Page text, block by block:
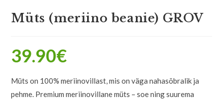
Müts (meriino beanie) GROV
39.90€
Müts on 100% meriinovillast, mis on väga nahasõbralik ja
pehme. Premium meriinovillane müts – soe ning suurema